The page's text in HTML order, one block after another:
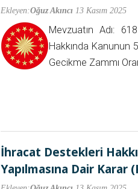
Ekleyen:Oğuz Akıncı 13 Kasım 2025
Mevzuatın Adı:
Hakkında Kanunun
Gecikme Zammı
İhracat Destekleri
Yapılmasına Dair Karar